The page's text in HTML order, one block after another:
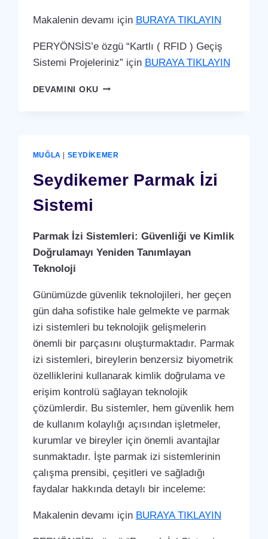
Makalenin devamı için BURAYA TIKLAYIN
PERYÖNSİS’e özgü “Kartlı ( RFID ) Geçiş
Sistemi Projeleriniz” için BURAYA TIKLAYIN
DEVAMINI OKUSEYDIKEMER
MUĞLA | SEYDIKEMER
Seydikemer Parmak İzi
Sistemi
Parmak İzi Sistemleri: Güvenliği ve Kimlik
Doğrulamayı Yeniden Tanımlayan
Teknoloji
Günümüzde güvenlik teknolojileri, her geçen
gün daha sofistike hale gelmekte ve parmak
izi sistemleri bu teknolojik gelişmelerin
önemli bir parçasını oluşturmaktadır. Parmak
izi sistemleri, bireylerin benzersiz biyometrik
özelliklerini kullanarak kimlik doğrulama ve
erişim kontrolü sağlayan teknolojik
çözümlerdir. Bu sistemler, hem güvenlik hem
de kullanım kolaylığı açısından işletmeler,
kurumlar ve bireyler için önemli avantajlar
sunmaktadır. İşte parmak izi sistemlerinin
çalışma prensibi, çeşitleri ve sağladığı
faydalar hakkında detaylı bir inceleme:
Makalenin devamı için BURAYA TIKLAYIN